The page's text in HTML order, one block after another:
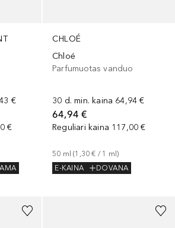
€
€
CHLOÉ
Chloé
Parfumuotas vanduo
30 d. min. kaina 64,94 €
64,94 €
Reguliari kaina 117,00 €
50 ml (1,30 € / 1 ml)
E-KAINA
DOVANA